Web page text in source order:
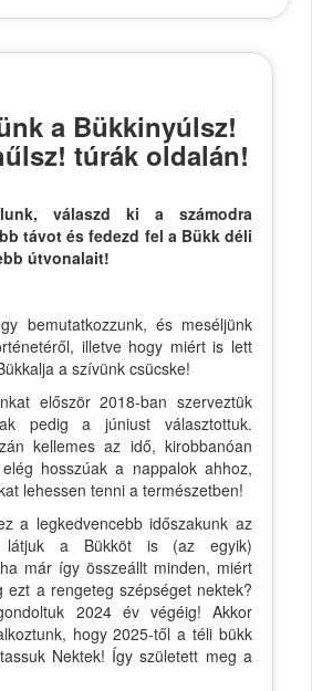
a Bükkinyúlsz!
túrák oldalán!
válaszd ki a számodra
távot és fedezd fel a Bükk déli
útvonalait!
bemutatkozzunk, és meséljünk
illetve hogy miért is lett
a szívünk csücske!
először 2018-ban szerveztük
pedig a júniust választottuk.
kellemes az idő, kirobbanóan
hosszúak a nappalok ahhoz,
lehessen tenni a természetben!
a legkedvencebb időszakunk az
látjuk a Bükköt is (az egyik)
már így összeállt minden, miért
ezt a rengeteg szépséget nektek?
2024 év végéig! Akkor
hogy 2025-től a téli bükk
Nektek! Így született meg a